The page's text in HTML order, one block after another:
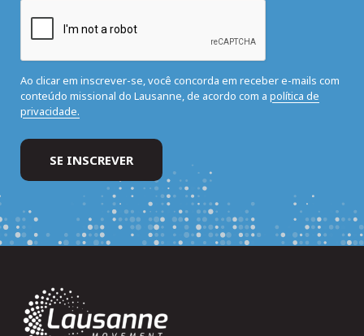
Ao clicar em inscrever-se, você concorda em receber e-mails com
conteúdo missional do Lausanne, de acordo com a política de
privacidade.